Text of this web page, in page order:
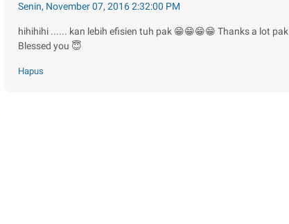
Senin, November 07, 2016 2:32:00 PM
hihihihi ...... kan lebih efisien tuh pak 😁😁😁😁 Thanks a lot pak
Blessed you 😇
Hapus